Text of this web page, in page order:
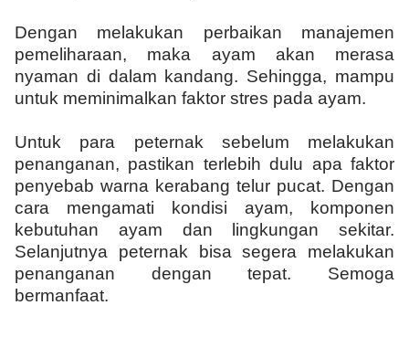
Dengan melakukan perbaikan manajemen
pemeliharaan, maka ayam akan merasa
nyaman di dalam kandang. Sehingga, mampu
untuk meminimalkan faktor stres pada ayam.
Untuk para peternak sebelum melakukan
penanganan, pastikan terlebih dulu apa faktor
penyebab warna kerabang telur pucat. Dengan
cara mengamati kondisi ayam, komponen
kebutuhan ayam dan lingkungan sekitar.
Selanjutnya peternak bisa segera melakukan
penanganan dengan tepat. Semoga
bermanfaat.